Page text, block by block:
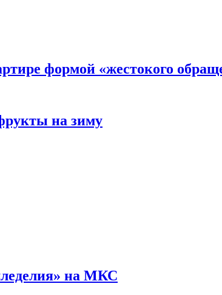
формой «жестокого
на зиму
на МКС